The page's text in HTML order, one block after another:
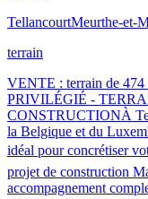
TellancourtMeurthe-et-
terrain
VENTE : terrain de
PRIVILÉGIÉ -
CONSTRUCTIONÀ
la Belgique et du
idéal pour concrétiser
projet de construction
accompagnement